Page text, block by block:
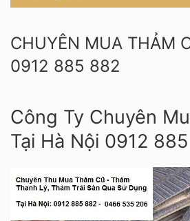
CHUYÊN MUA THẢM
0912 885 882
Công Ty Chuyên
Tại Hà Nội 0912